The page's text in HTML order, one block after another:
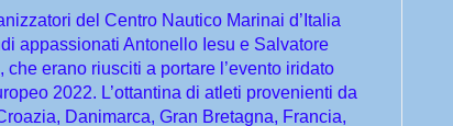
del Centro Nautico Marinai d’Italia
appassionati Antonello Iesu e Salvatore
erano riusciti a portare l’evento iridato
2022. L’ottantina di atleti provenienti da
Danimarca, Gran Bretagna, Francia,